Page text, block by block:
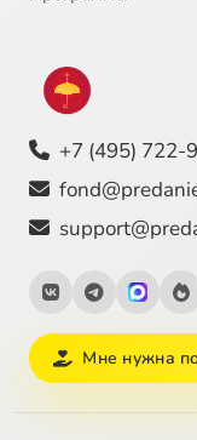
+7 (495) 722-
Мне нужна